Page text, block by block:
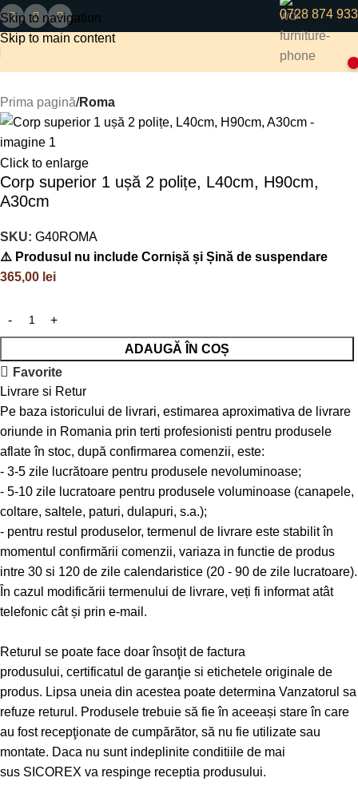
Skip to navigation
Skip to main content
0728 874 933
Prima pagină Roma
Click to enlarge
Corp superior 1 ușă 2 polițe, L40cm, H90cm,
A30cm
SKU: G40ROMA
⚠️ Produsul nu include Cornișă și Șină de suspendare
365,00 lei
ADAUGĂ ÎN COȘ
Favorite
Livrare si Retur
Pe baza istoricului de livrari, estimarea aproximativa de livrare
oriunde in Romania prin terti profesionisti pentru produsele
aflate în stoc, după confirmarea comenzii, este:
- 3-5 zile lucrătoare pentru produsele nevoluminoase;
- 5-10 zile lucratoare pentru produsele voluminoase (canapele,
coltare, saltele, paturi, dulapuri, s.a.);
- pentru restul produselor, termenul de livrare este stabilit în
momentul confirmării comenzii, variaza in functie de produs
intre 30 si 120 de zile calendaristice (20 - 90 de zile lucratoare).
În cazul modificării termenului de livrare, veți fi informat atât
telefonic cât și prin e-mail.
Returul se poate face doar însoţit de factura
produsului, certificatul de garanţie si etichetele originale de
produs. Lipsa uneia din acestea poate determina Vanzatorul sa
refuze returul. Produsele trebuie să fie în aceeași stare în care
au fost recepţionate de cumpărător, să nu fie utilizate sau
montate. Daca nu sunt indeplinite conditiile de mai
sus SICOREX va respinge receptia produsului.